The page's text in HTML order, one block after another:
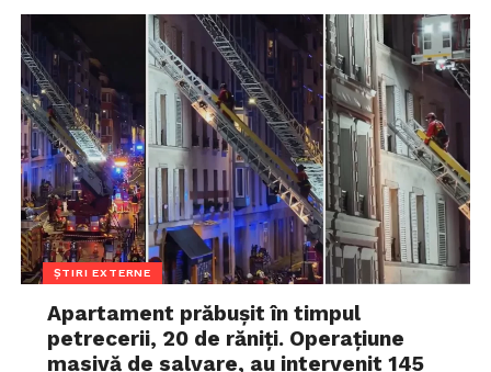
ȘTIRI EXTERNE
Apartament prăbușit în timpul
petrecerii, 20 de răniți. Operațiune
masivă de salvare, au intervenit 145